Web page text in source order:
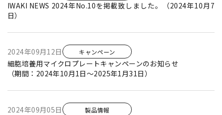
IWAKI NEWS 2024年No.10を掲載致しました。（2024年10月7
日）
2024年09月12日 キャンペーン
細胞培養用マイクロプレートキャンペーンのお知らせ
（期間：2024年10月1日～2025年1月31日）
2024年09月05日 製品情報